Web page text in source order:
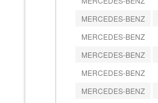
MERCEDES-BENZ
MERCEDES-BENZ
MERCEDES-BENZ
MERCEDES-BENZ
MERCEDES-BENZ